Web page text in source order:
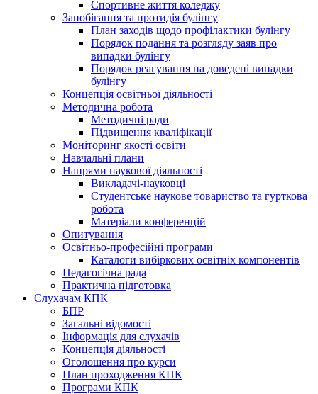
Спортивне життя коледжу
Запобігання та протидія булінгу
План заходів щодо профілактики булінгу
Порядок подання та розгляду заяв про
випадки булінгу
Порядок реагування на доведені випадки
булінгу
Концепція освітньої діяльності
Методична робота
Методичні ради
Підвищення кваліфікації
Моніторинг якості освіти
Навчальні плани
Напрями наукової діяльності
Викладачі-науковці
Студентське наукове товариство та гурткова
робота
Матеріали конференцій
Опитування
Освітньо-професійні програми
Каталоги вибіркових освітніх компонентів
Педагогічна рада
Практична підготовка
Слухачам КПК
БПР
Загальні відомості
Інформація для слухачів
Концепція діяльності
Оголошення про курси
План проходження КПК
Програми КПК